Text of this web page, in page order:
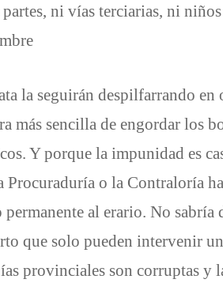
partes, ni vías terciarias, ni
la seguirán despilfarrando en
más sencilla de engordar los
Y porque la impunidad es
Procuraduría o la Contraloría
permanente al erario. No
que solo pueden intervenir
provinciales son corruptas y